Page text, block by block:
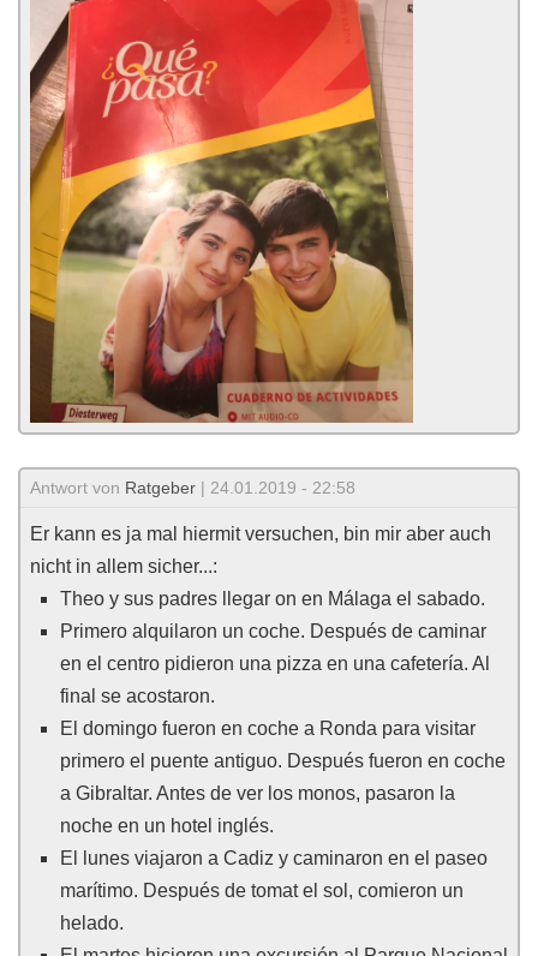
Antwort von Ratgeber | 24.01.2019 - 22:58
Er kann es ja mal hiermit versuchen, bin mir aber auch
nicht in allem sicher...:
Theo y sus padres llegar on en Málaga el sabado.
Primero alquilaron un coche. Después de caminar
en el centro pidieron una pizza en una cafetería. Al
final se acostaron.
El domingo fueron en coche a Ronda para visitar
primero el puente antiguo. Después fueron en coche
a Gibraltar. Antes de ver los monos, pasaron la
noche en un hotel inglés.
El lunes viajaron a Cadiz y caminaron en el paseo
marítimo. Después de tomat el sol, comieron un
helado.